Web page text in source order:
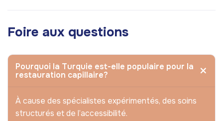
Foire aux questions
Pourquoi la Turquie est-elle populaire pour la
restauration capillaire?
À cause des spécialistes expérimentés, des soins
structurés et de l’accessibilité.